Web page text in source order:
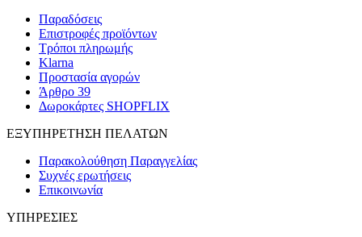
Παραδόσεις
Επιστροφές προϊόντων
Τρόποι πληρωμής
Klarna
Προστασία αγορών
Άρθρο 39
Δωροκάρτες SHOPFLIX
ΕΞΥΠΗΡΕΤΗΣΗ ΠΕΛΑΤΩΝ
Παρακολούθηση Παραγγελίας
Συχνές ερωτήσεις
Επικοινωνία
ΥΠΗΡΕΣΙΕΣ